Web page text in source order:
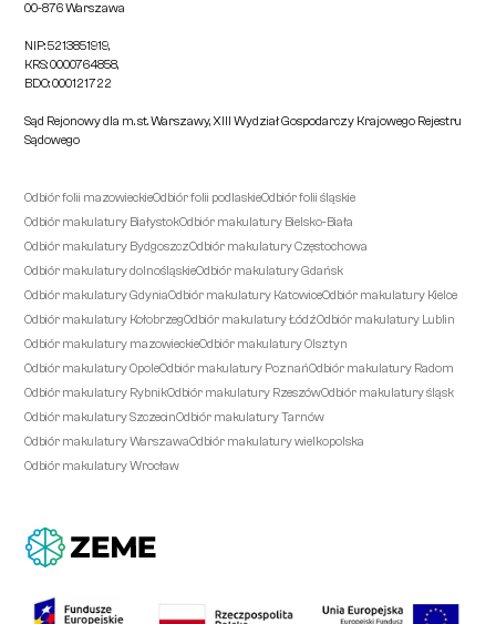
00-876 Warszawa
NIP: 5213851919,
KRS: 0000764858,
BDO: 000121722
Sąd Rejonowy dla m. st. Warszawy, XIII Wydział Gospodarczy Krajowego Rejestru
Sądowego
Odbiór folii mazowieckieOdbiór folii podlaskieOdbiór folii śląskie
Odbiór makulatury BiałystokOdbiór makulatury Bielsko-Biała
Odbiór makulatury BydgoszczOdbiór makulatury Częstochowa
Odbiór makulatury dolnośląskieOdbiór makulatury Gdańsk
Odbiór makulatury GdyniaOdbiór makulatury KatowiceOdbiór makulatury Kielce
Odbiór makulatury KołobrzegOdbiór makulatury ŁódźOdbiór makulatury Lublin
Odbiór makulatury mazowieckieOdbiór makulatury Olsztyn
Odbiór makulatury OpoleOdbiór makulatury PoznańOdbiór makulatury Radom
Odbiór makulatury RybnikOdbiór makulatury RzeszówOdbiór makulatury śląsk
Odbiór makulatury SzczecinOdbiór makulatury Tarnów
Odbiór makulatury WarszawaOdbiór makulatury wielkopolska
Odbiór makulatury Wrocław